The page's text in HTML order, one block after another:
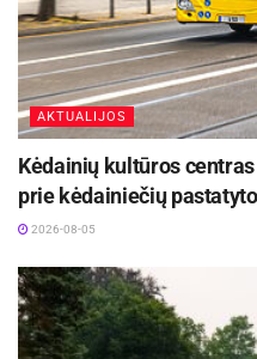
AKTUALIJOS
Kėdainių kultūros
prie kėdainiečių
2026-08-05